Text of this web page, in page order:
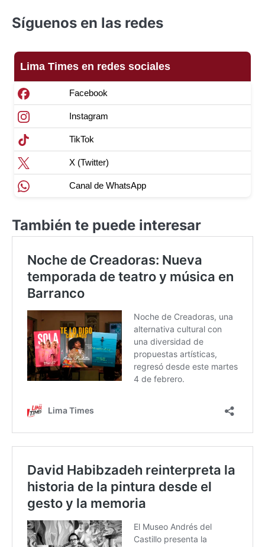
Síguenos en las redes
Lima Times en redes sociales
Facebook
Instagram
TikTok
X (Twitter)
Canal de WhatsApp
También te puede interesar